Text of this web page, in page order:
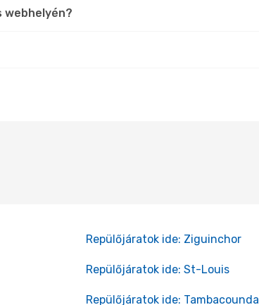
webhelyén?
Repülőjáratok ide: Ziguinchor
Repülőjáratok ide: St-Louis
Repülőjáratok ide: Tambacounda